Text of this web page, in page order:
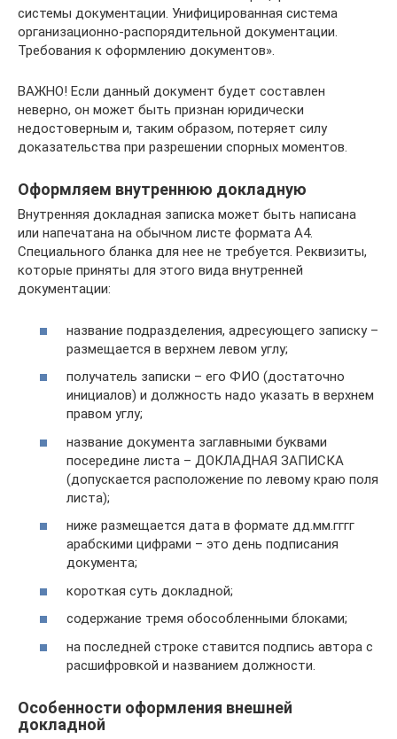
системы документации. Унифицированная система
организационно-распорядительной документации.
Требования к оформлению документов».
ВАЖНО! Если данный документ будет составлен
неверно, он может быть признан юридически
недостоверным и, таким образом, потеряет силу
доказательства при разрешении спорных моментов.
Оформляем внутреннюю докладную
Внутренняя докладная записка может быть написана
или напечатана на обычном листе формата А4.
Специального бланка для нее не требуется. Реквизиты,
которые приняты для этого вида внутренней
документации:
название подразделения, адресующего записку –
размещается в верхнем левом углу;
получатель записки – его ФИО (достаточно
инициалов) и должность надо указать в верхнем
правом углу;
название документа заглавными буквами
посередине листа – ДОКЛАДНАЯ ЗАПИСКА
(допускается расположение по левому краю поля
листа);
ниже размещается дата в формате дд.мм.гггг
арабскими цифрами – это день подписания
документа;
короткая суть докладной;
содержание тремя обособленными блоками;
на последней строке ставится подпись автора с
расшифровкой и названием должности.
Особенности оформления внешней
докладной